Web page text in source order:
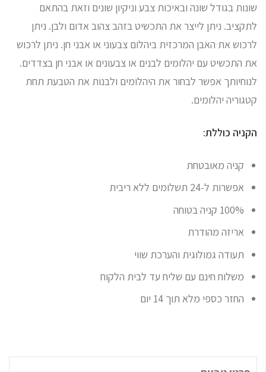
שונות בגודל שונה ובאיכות צבע וניקיון שונים וזאת בהתאם
לתקציב. ניתן לייצר את התכשיט בזהב צהוב אדום ולבן. ניתן
לרכוש את האבן המרכזית ביהלום צבעוני או אבני חן. ניתן לרכוש
את התכשיט עם יהלומים לבנים או צבעונים או אבני חן בצדדים.
לנוחיותך אפשר לבחור את היהלומים ולבנות את הטבעת תחת
קטגוריה יהלומים.
הקניה כוללת:
קניה מאובטחת
אפשרות ל-24 תשלומים ללא ריבית
100% קניה בטוחה
אריזה מהודרת
תעודה גמולוגית והערכת שווי
משלוח חינם עם שליח עד לבית הלקוח
החזר כספי מלא תוך 14 יום